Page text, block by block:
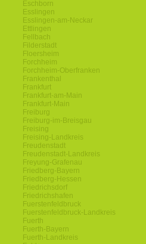
Eschborn
Esslingen
Esslingen-am-Neckar
Ettlingen
Fellbach
Filderstadt
Floersheim
Forchheim
Forchheim-Oberfranken
Frankenthal
Frankfurt
Frankfurt-am-Main
Frankfurt-Main
Freiburg
Freiburg-im-Breisgau
Freising
Freising-Landkreis
Freudenstadt
Freudenstadt-Landkreis
Freyung-Grafenau
Friedberg-Bayern
Friedberg-Hessen
Friedrichsdorf
Friedrichshafen
Fuerstenfeldbruck
Fuerstenfeldbruck-Landkreis
Fuerth
Fuerth-Bayern
Fuerth-Landkreis